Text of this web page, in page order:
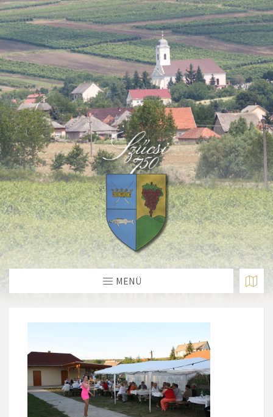
Deprecated: Function create_function() is deprecated in
/home/fastvisi/szucsi.hu/wp-
content/themes/townpress/functions.phpon line237
Deprecated: Function create_function() is deprecated in
/home/fastvisi/szucsi.hu/wp-
content/themes/townpress/functions.phpon line282
Deprecated: Function create_function() is deprecated in
/home/fastvisi/szucsi.hu/wp-
content/themes/townpress/functions.php on line284
MENÜ